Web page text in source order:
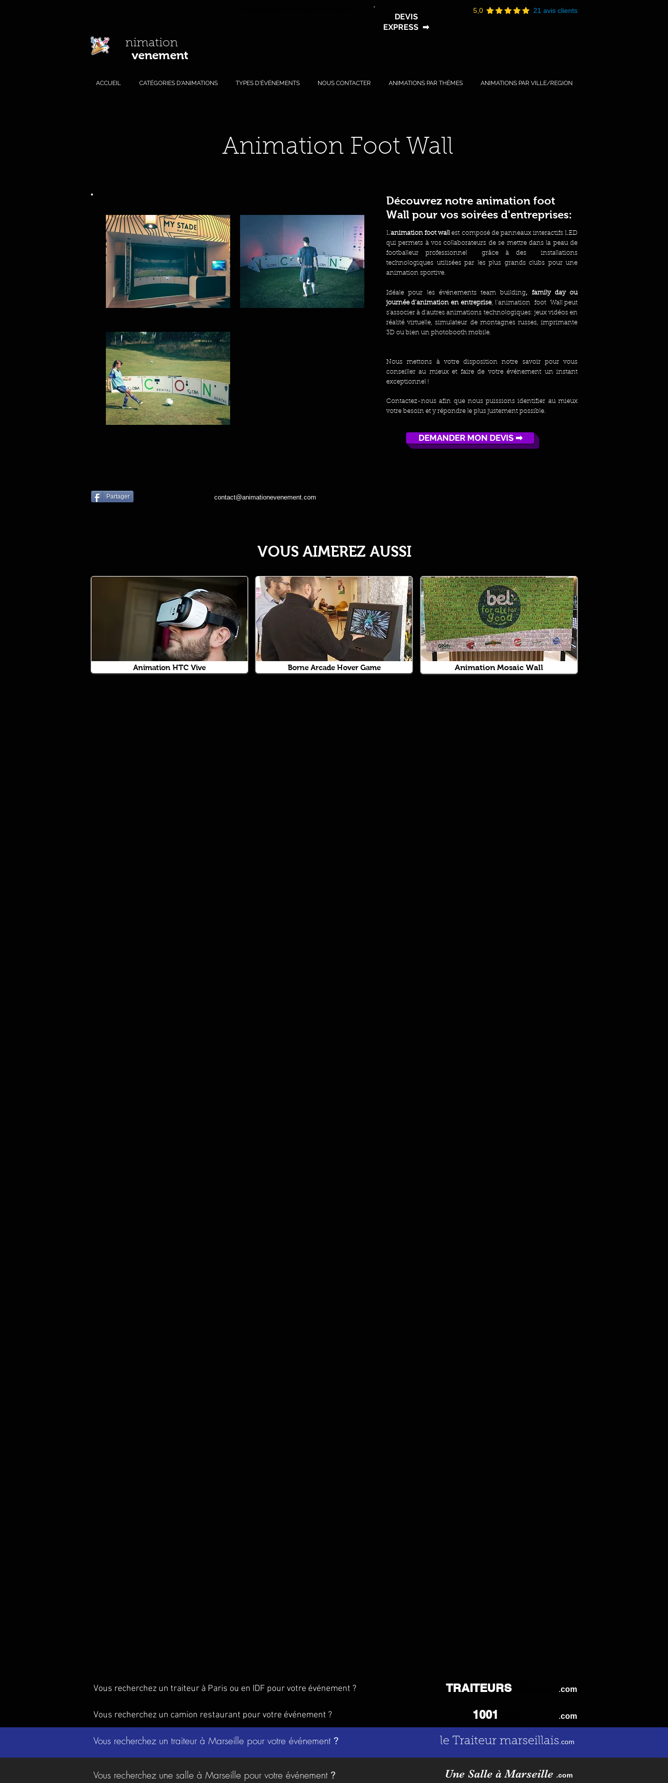
5,0 21 avis clients
nimation
venement
DEVIS
EXPRESS ➡
ACCUEIL CATÉGORIES D'ANIMATIONS TYPES D'ÉVÉNEMENTS NOUS CONTACTER ANIMATIONS PAR THÈMES ANIMATIONS PAR VILLE/REGION
Animation Foot Wall
Découvrez notre animation foot
Wall pour vos soirées d'entreprises:
L'animation foot wallest composé de panneaux interactifs LED
qui permets à vos collaborateurs de se mettre dans la peau de
footballeur professionnel grâce à des installations
technologiques utilisées par les plus grands clubs pour une
animation sportive.
Idéale pour les événements team building, family day ou
journée d’animation enentreprise, l’animation foot Wall peut
s'associer à d'autres animations technologiques: jeux vidéos en
réalité virtuelle, simulateur de montagnes russes, imprimante
3D ou bien un photobooth mobile.
Nous mettons à votre disposition notre savoir pour vous
conseiller au mieux et faire de votre événement un instant
exceptionnel !
Contactez-nous afin que nous puissions identifier au mieux
votre besoin et y répondre le plus justement possible.
DEMANDER MON DEVIS ➡
Partager contact@animationevenement.com
VOUS AIMEREZ AUSSI
Animation HTC Vive Borne Arcade Hover Game Animation Mosaic Wall
Vous recherchez un traiteur à Paris ou en IDF pour votre événement ? TRAITEURS .com
Vous recherchez un camion restaurant pour votre événement ? 1001 .com
Vous recherchez un traiteur à Marseille pour votre événement ? le Traiteur marseillais .com
Vous recherchez une salle à Marseille pour votre événement ? Une Salle à Marseille .com